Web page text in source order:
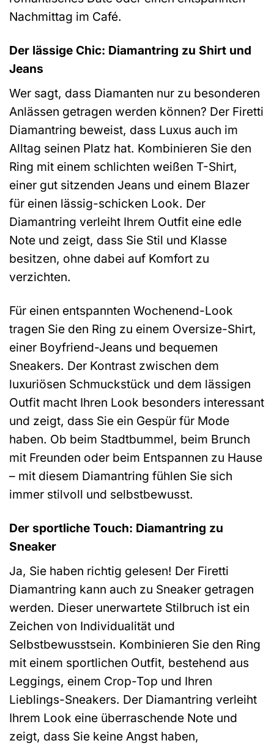
Nachmittag im Café.
Der lässige Chic: Diamantring zu Shirt und
Jeans
Wer sagt, dass Diamanten nur zu besonderen
Anlässen getragen werden können? Der Firetti
Diamantring beweist, dass Luxus auch im
Alltag seinen Platz hat. Kombinieren Sie den
Ring mit einem schlichten weißen T-Shirt,
einer gut sitzenden Jeans und einem Blazer
für einen lässig-schicken Look. Der
Diamantring verleiht Ihrem Outfit eine edle
Note und zeigt, dass Sie Stil und Klasse
besitzen, ohne dabei auf Komfort zu
verzichten.
Für einen entspannten Wochenend-Look
tragen Sie den Ring zu einem Oversize-Shirt,
einer Boyfriend-Jeans und bequemen
Sneakers. Der Kontrast zwischen dem
luxuriösen Schmuckstück und dem lässigen
Outfit macht Ihren Look besonders interessant
und zeigt, dass Sie ein Gespür für Mode
haben. Ob beim Stadtbummel, beim Brunch
mit Freunden oder beim Entspannen zu Hause
– mit diesem Diamantring fühlen Sie sich
immer stilvoll und selbstbewusst.
Der sportliche Touch: Diamantring zu
Sneaker
Ja, Sie haben richtig gelesen! Der Firetti
Diamantring kann auch zu Sneaker getragen
werden. Dieser unerwartete Stilbruch ist ein
Zeichen von Individualität und
Selbstbewusstsein. Kombinieren Sie den Ring
mit einem sportlichen Outfit, bestehend aus
Leggings, einem Crop-Top und Ihren
Lieblings-Sneakers. Der Diamantring verleiht
Ihrem Look eine überraschende Note und
zeigt, dass Sie keine Angst haben,